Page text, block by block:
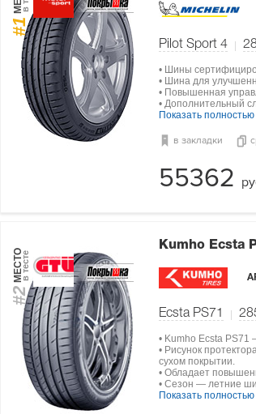
#1
Pilot Sport 4
• Шины
• Шина для
• Повышенная
• Дополнительный
Показать полностью
в закладки
55362
#2
МЕСТОв тесте
Kumho Ecsta
Ecsta PS71
• Kumho Ecsta
• Рисунок
сухом покрытии.
• Обладает
• Сезон — летние
Показать полностью